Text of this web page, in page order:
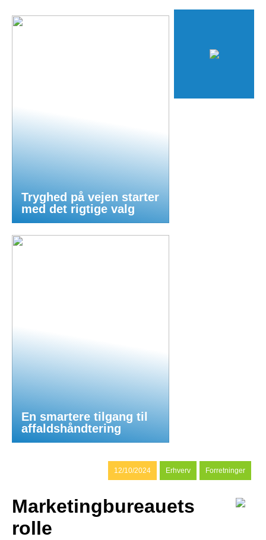
Tryghed på vejen starter
med det rigtige valg
En smartere tilgang til
affaldshåndtering
12/10/2024 Erhverv Forretninger
Marketingbureauets
rolle